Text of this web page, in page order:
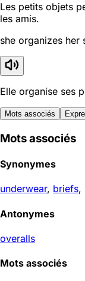
Les petits objets
les amis.
she organizes her
Elle organise ses
Mots associés
Mots associés
Synonymes
underwear, briefs,
Antonymes
overalls
Mots associés